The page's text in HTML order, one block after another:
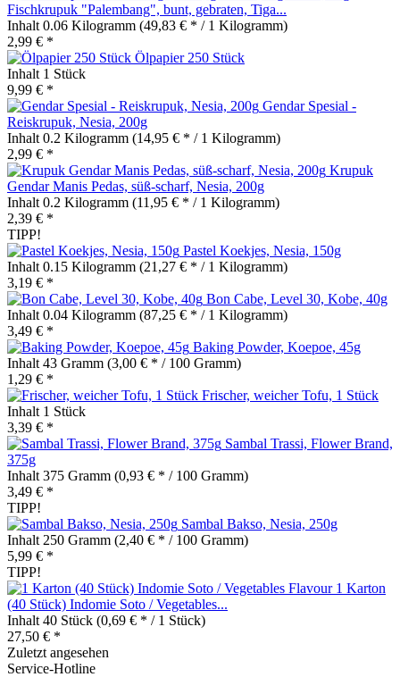
Fischkrupuk "Palembang", bunt, gebraten, Tiga...
Inhalt 0.06 Kilogramm (49,83 € * / 1 Kilogramm)
2,99 € *
Ölpapier 250 Stück
Inhalt 1 Stück
9,99 € *
Gendar Spesial -
Reiskrupuk, Nesia, 200g
Inhalt 0.2 Kilogramm (14,95 € * / 1 Kilogramm)
2,99 € *
Krupuk
Gendar Manis Pedas, süß-scharf, Nesia, 200g
Inhalt 0.2 Kilogramm (11,95 € * / 1 Kilogramm)
2,39 € *
TIPP!
Pastel Koekjes, Nesia, 150g
Inhalt 0.15 Kilogramm (21,27 € * / 1 Kilogramm)
3,19 € *
Bon Cabe, Level 30, Kobe, 40g
Inhalt 0.04 Kilogramm (87,25 € * / 1 Kilogramm)
3,49 € *
Baking Powder, Koepoe, 45g
Inhalt 43 Gramm (3,00 € * / 100 Gramm)
1,29 € *
Frischer, weicher Tofu, 1 Stück
Inhalt 1 Stück
3,39 € *
Sambal Trassi, Flower Brand,
375g
Inhalt 375 Gramm (0,93 € * / 100 Gramm)
3,49 € *
TIPP!
Sambal Bakso, Nesia, 250g
Inhalt 250 Gramm (2,40 € * / 100 Gramm)
5,99 € *
TIPP!
1 Karton
(40 Stück) Indomie Soto / Vegetables...
Inhalt 40 Stück (0,69 € * / 1 Stück)
27,50 € *
Zuletzt angesehen
Service-Hotline